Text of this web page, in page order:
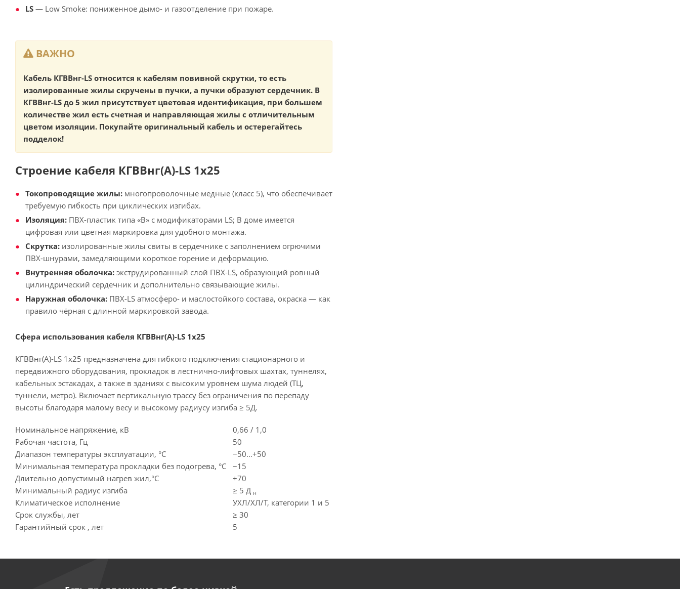
LS — Low Smoke: пониженное дымо- и газоотделение при пожаре.
ВАЖНО
Кабель КГВВнг-LS относится к кабелям повивной скрутки, то есть
изолированные жилы скручены в пучки, а пучки образуют сердечник. В
КГВВнг-LS до 5 жил присутствует цветовая идентификация, при большем
количестве жил есть счетная и направляющая жилы с отличительным
цветом изоляции. Покупайте оригинальный кабель и остерегайтесь
подделок!
Строение кабеля КГВВнг(А)-LS 1х25
Токопроводящие жилы: многопроволочные медные (класс 5), что обеспечивает
требуемую гибкость при циклических изгибах.
Изоляция: ПВХ-пластик типа «В» с модификаторами LS; В доме имеется
цифровая или цветная маркировка для удобного монтажа.
Скрутка: изолированные жилы свиты в сердечнике с заполнением огрючими
ПВХ-шнурами, замедляющими короткое горение и деформацию.
Внутренняя оболочка: экструдированный слой ПВХ-LS, образующий ровный
цилиндрический сердечник и дополнительно связывающие жилы.
Наружная оболочка: ПВХ-LS атмосферо- и маслостойкого состава, окраска — как
правило чёрная с длинной маркировкой завода.
Сфера использования кабеля КГВВнг(А)-LS 1х25
КГВВнг(А)-LS 1х25 предназначена для гибкого подключения стационарного и
передвижного оборудования, прокладок в лестнично-лифтовых шахтах, туннелях,
кабельных эстакадах, а также в зданиях с высоким уровнем шума людей (ТЦ,
туннели, метро). Включает вертикальную трассу без ограничения по перепаду
высоты благодаря малому весу и высокому радиусу изгиба ≥ 5Д.
Номинальное напряжение, кВ
0,66 / 1,0
Рабочая частота, Гц
50
Диапазон температуры эксплуатации, °C
−50…+50
Минимальная температура прокладки без подогрева, °C
−15
Длительно допустимый нагрев жил,°C
+70
Минимальный радиус изгиба
≥ 5 Д н
Климатическое исполнение
УХЛ/ХЛ/Т, категории 1 и 5
Срок службы, лет
≥ 30
Гарантийный срок , лет
5